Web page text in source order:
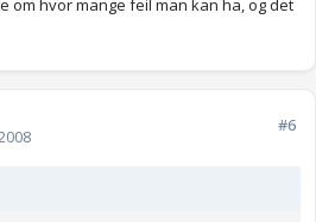
om hvor mange feil man kan ha, og det
#6